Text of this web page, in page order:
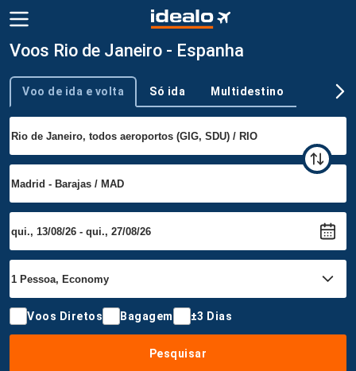
Voos Rio de Janeiro - Espanha
Tipo de viagem
Voo de ida e volta Só ida Multidestino
Voos Diretos Bagagem ±3 Dias
Pesquisar